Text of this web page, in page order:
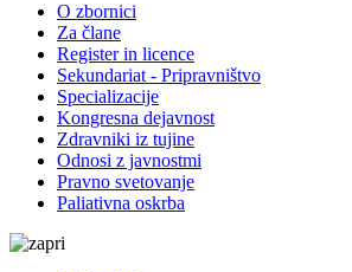
O zbornici
Za člane
Register in licence
Sekundariat - Pripravništvo
Specializacije
Kongresna dejavnost
Zdravniki iz tujine
Odnosi z javnostmi
Pravno svetovanje
Paliativna oskrba